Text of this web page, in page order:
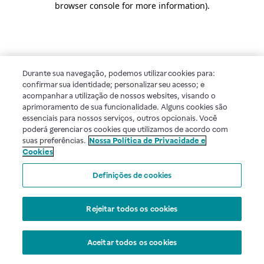
browser console for more information).
Durante sua navegação, podemos utilizar cookies para:
confirmar sua identidade; personalizar seu acesso; e
acompanhar a utilização de nossos websites, visando o
aprimoramento de sua funcionalidade. Alguns cookies são
essenciais para nossos serviços, outros opcionais. Você
poderá gerenciar os cookies que utilizamos de acordo com
suas preferências. Nossa Política de Privacidade e
Cookies
Definições de cookies
Rejeitar todos os cookies
Aceitar todos os cookies